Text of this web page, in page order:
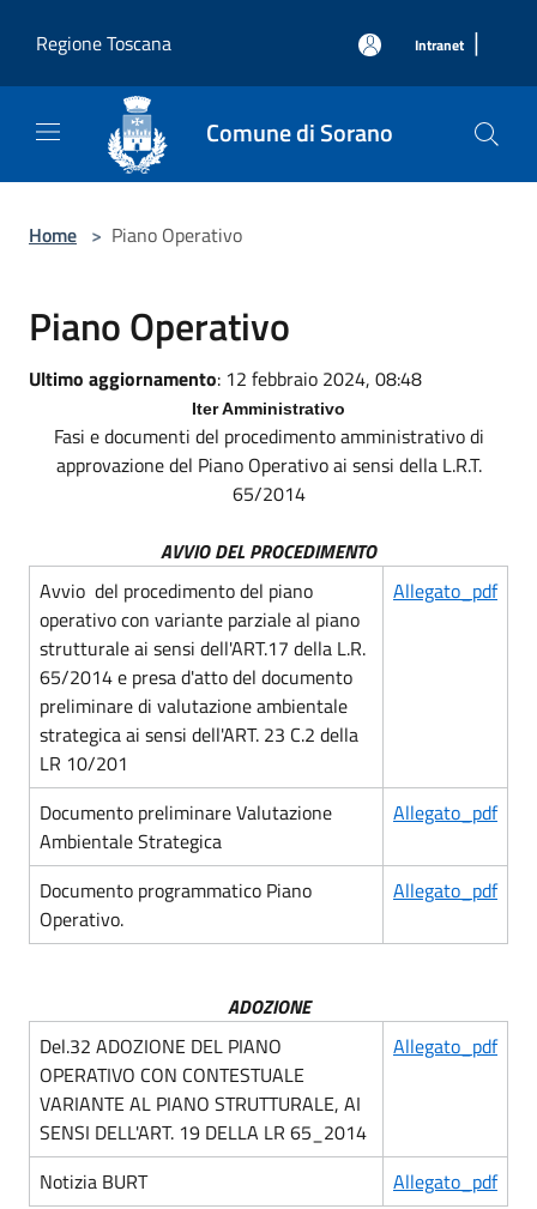
Regione Toscana
Intranet |
Comune di Sorano
Home > Piano Operativo
Piano Operativo
Ultimo aggiornamento: 12 febbraio 2024, 08:48
Iter Amministrativo
Fasi e documenti del procedimento amministrativo di
approvazione del Piano Operativo ai sensi della L.R.T.
65/2014
AVVIO DEL PROCEDIMENTO
Avvio del procedimento del piano
operativo con variante parziale al piano
strutturale ai sensi dell'ART.17 della L.R.
65/2014 e presa d'atto del documento
preliminare di valutazione ambientale
strategica ai sensi dell'ART. 23 C.2 della
LR 10/201
Allegato_pdf
Documento preliminare Valutazione
Ambientale Strategica
Allegato_pdf
Documento programmatico Piano
Operativo.
Allegato_pdf
ADOZIONE
Del.32 ADOZIONE DEL PIANO
OPERATIVO CON CONTESTUALE
VARIANTE AL PIANO STRUTTURALE, AI
SENSI DELL'ART. 19 DELLA LR 65_2014
Allegato_pdf
Notizia BURT Allegato_pdf